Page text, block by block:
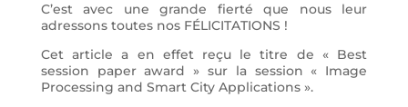
C’est avec une grande fierté que nous leur
adressons toutes nos FÉLICITATIONS !
Cet article a en effet reçu le titre de « Best
session paper award » sur la session « Image
Processing and Smart City Applications ».